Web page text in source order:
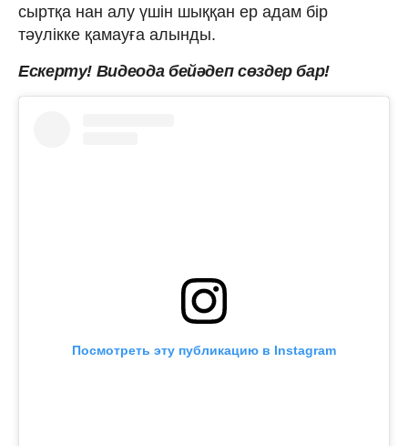
сыртқа нан алу үшін шыққан ер адам бір
тәулікке қамауға алынды.
Ескерту! Видеода бейәдеп сөздер бар!
Посмотреть эту публикацию в Instagram